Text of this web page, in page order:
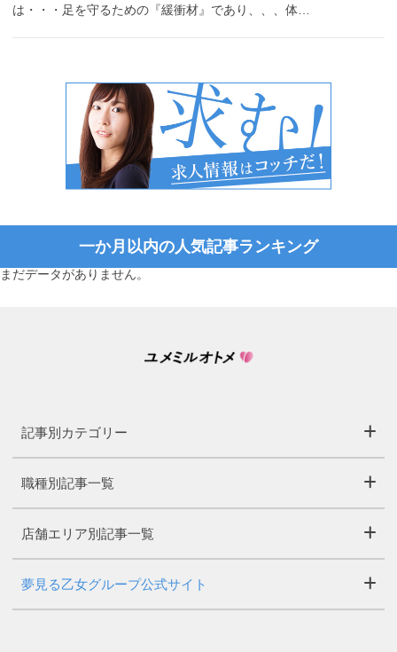
は・・・足を守るための『緩衝材』であり、、、体…
一か月以内の人気記事ランキング
まだデータがありません。
記事別カテゴリー
職種別記事一覧
店舗エリア別記事一覧
夢見る乙女グループ公式サイト